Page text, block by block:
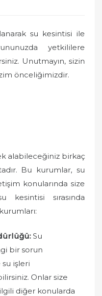
su kesintisi ile
yetkililere
Unutmayın, sizin
önceliğimizdir.
alabileceğiniz birkaç
Bu kurumlar, su
konularında size
kesintisi sırasında
Su
bir sorun
su işleri
Onlar size
diğer konularda